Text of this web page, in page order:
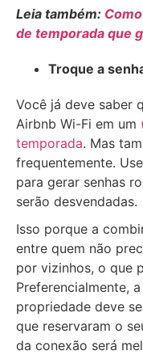
Leia também:
de temporada que
Troque a
Você já deve saber
Airbnb Wi-Fi em um
temporada. Mas
frequentemente.
para gerar senhas
serão desvendadas.
Isso porque a
entre quem não
por vizinhos, o que
Preferencialmente,
propriedade deve
que reservaram o
da conexão será